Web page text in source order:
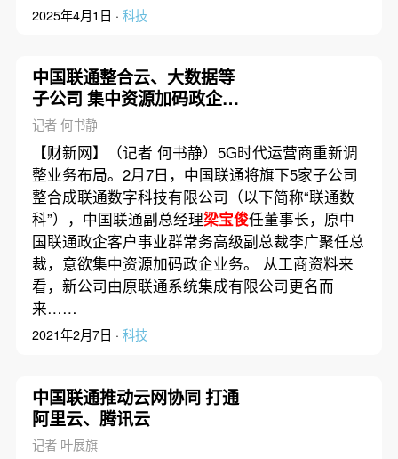
2025年4月1日 · 科技
中国联通整合云、大数据等
子公司 集中资源加码政企业
务
记者 何书静
【财新网】（记者 何书静）5G时代运营商重新调
整业务布局。2月7日，中国联通将旗下5家子公司
整合成联通数字科技有限公司（以下简称“联通数
科”），中国联通副总经理梁宝俊任董事长，原中
国联通政企客户事业群常务高级副总裁李广聚任总
裁，意欲集中资源加码政企业务。 从工商资料来
看，新公司由原联通系统集成有限公司更名而
来……
2021年2月7日 · 科技
中国联通推动云网协同 打通
阿里云、腾讯云
记者 叶展旗